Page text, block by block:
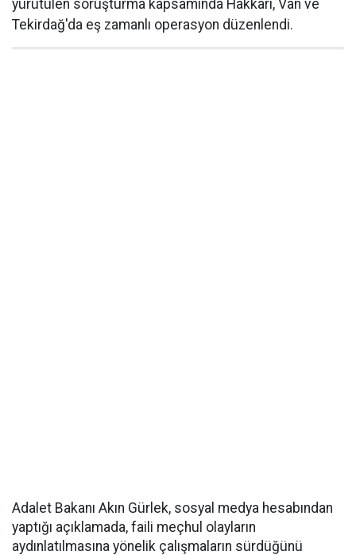
yürütülen soruşturma kapsamında Hakkâri, Van ve
Tekirdağ'da eş zamanlı operasyon düzenlendi.
Adalet Bakanı Akın Gürlek, sosyal medya hesabından
yaptığı açıklamada, faili meçhul olayların
aydınlatılmasına yönelik çalışmaların sürdüğünü